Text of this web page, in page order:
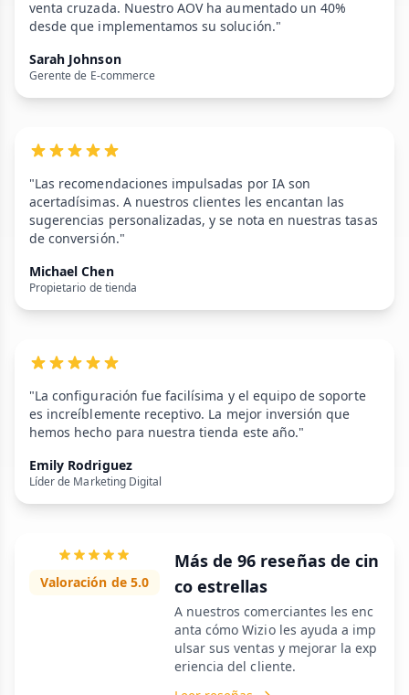
venta cruzada. Nuestro AOV ha aumentado un 40%
desde que implementamos su solución."
Sarah Johnson
Gerente de E-commerce
"Las recomendaciones impulsadas por IA son
acertadísimas. A nuestros clientes les encantan las
sugerencias personalizadas, y se nota en nuestras tasas
de conversión."
Michael Chen
Propietario de tienda
"La configuración fue facilísima y el equipo de soporte
es increíblemente receptivo. La mejor inversión que
hemos hecho para nuestra tienda este año."
Emily Rodriguez
Líder de Marketing Digital
Valoración de 5.0
Más de 96 reseñas de cin
co estrellas
A nuestros comerciantes les enc
anta cómo Wizio les ayuda a imp
ulsar sus ventas y mejorar la exp
eriencia del cliente.